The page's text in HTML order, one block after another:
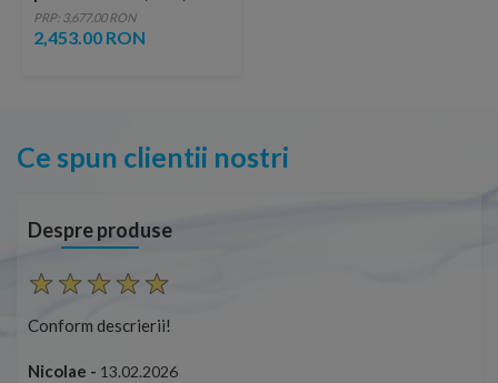
fixare simpla fara orificiu
baterie
PRP: 3,677.00 RON
2,453.00 RON
Ce spun clientii nostri
Despre produse
Conform descrierii!
Nicolae - 13.02.2026